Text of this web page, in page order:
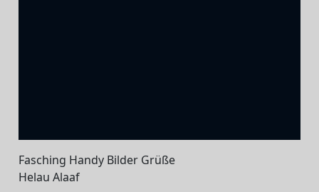
Fasching Handy Bilder Grüße
Helau Alaaf